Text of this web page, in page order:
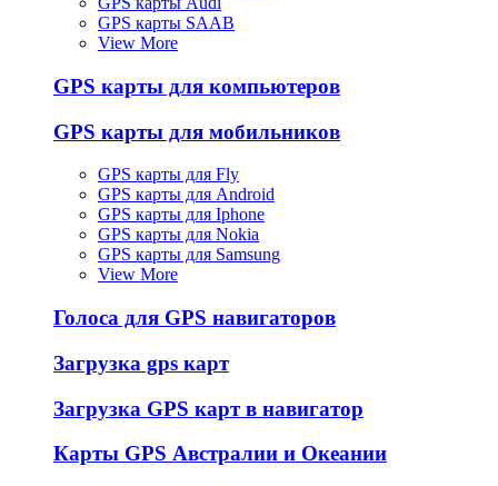
GPS карты SAAB
View More
GPS карты для компьютеров
GPS карты для мобильников
GPS карты для Fly
GPS карты для Android
GPS карты для Iphone
GPS карты для Nokia
GPS карты для Samsung
View More
Голоса для GPS навигаторов
Загрузка gps карт
Загрузка GPS карт в навигатор
Карты GPS Австралии и Океании